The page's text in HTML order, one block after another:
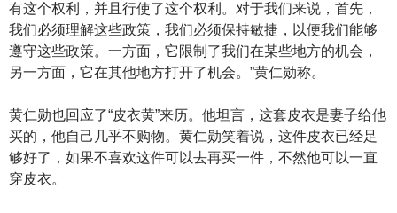
有这个权利，并且行使了这个权利。对于我们来说，首先，
我们必须理解这些政策，我们必须保持敏捷，以便我们能够
遵守这些政策。一方面，它限制了我们在某些地方的机会，
另一方面，它在其他地方打开了机会。”黄仁勋称。
黄仁勋也回应了“皮衣黄”来历。他坦言，这套皮衣是妻子给他
买的，他自己几乎不购物。黄仁勋笑着说，这件皮衣已经足
够好了，如果不喜欢这件可以去再买一件，不然他可以一直
穿皮衣。